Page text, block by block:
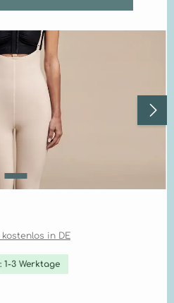
in DE
3 Werktage